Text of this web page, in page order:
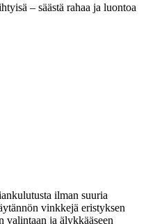
– säästä rahaa ja luontoa
ilman suuria
vinkkejä eristyksen
valintaan ja älykkääseen